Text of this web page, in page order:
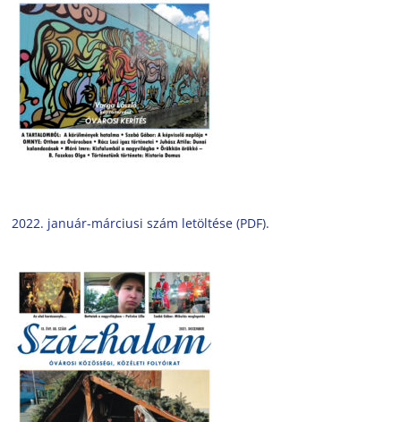
2022. január-márciusi szám letöltése (PDF).